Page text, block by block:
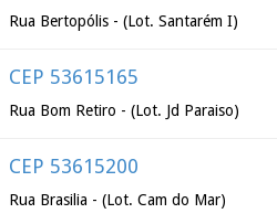
Rua Bertopólis - (Lot. Santarém I)
CEP 53615165
Rua Bom Retiro - (Lot. Jd Paraiso)
CEP 53615200
Rua Brasilia - (Lot. Cam do Mar)